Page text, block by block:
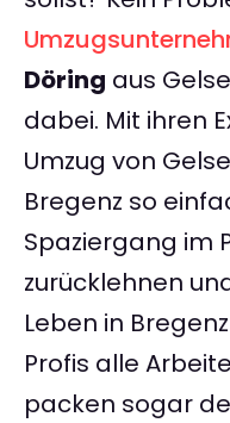
Döring aus
dabei. Mit ihren
Umzug von
Bregenz so
Spaziergang im
zurücklehnen
Leben in
Profis alle
packen sogar